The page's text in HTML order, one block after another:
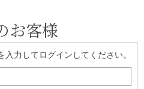
お客様
入力してログインしてください。